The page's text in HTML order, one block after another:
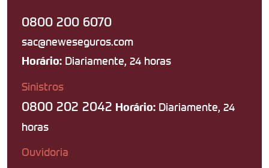
0800 200 6070
sac@neweseguros.com
Horário: Diariamente, 24 horas
Sinistros
0800 202 2042 Horário: Diariamente, 24
horas
Ouvidoria